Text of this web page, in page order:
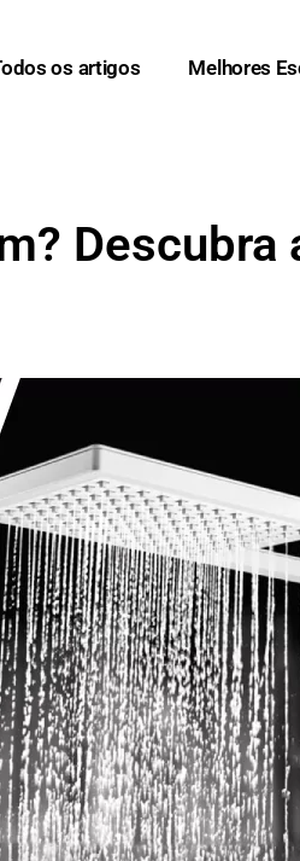
os artigos Melhores
Descubra